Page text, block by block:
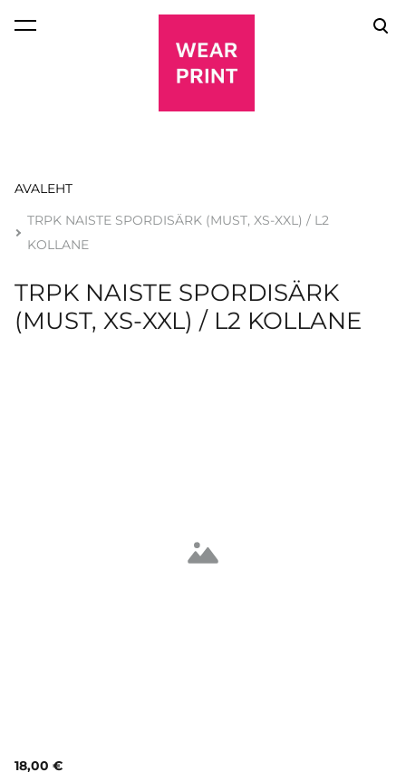
lisati ostukorvi.
AVALEHT
TRPK NAISTE SPORDISÄRK (MUST, XS-XXL) / L2
KOLLANE
TRPK NAISTE SPORDISÄRK
(MUST, XS-XXL) / L2 KOLLANE
18,00 €